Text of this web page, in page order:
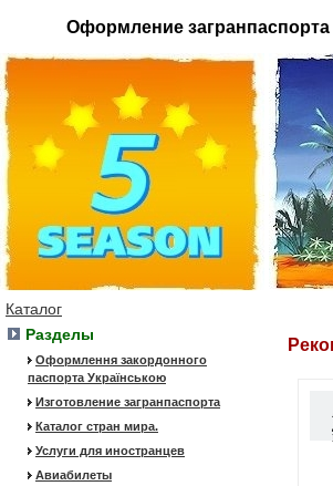
Оформление загранпаспорта
Каталог
Разделы
Оформлення закордонного
паспорта Українською
Изготовление загранпаспорта
Каталог стран мира.
Услуги для иностранцев
Авиабилеты